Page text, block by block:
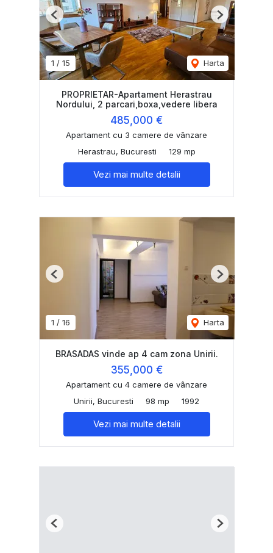
1 / 15 Harta
Previous Next
PROPRIETAR-Apartament Herastrau
Nordului, 2 parcari,boxa,vedere libera
485,000 €
Apartament cu 3 camere de vânzare
Herastrau, Bucuresti
129 mp
Vezi mai multe detalii
1 / 16 Harta
Previous Next
BRASADAS vinde ap 4 cam zona Unirii.
355,000 €
Apartament cu 4 camere de vânzare
Unirii, Bucuresti
98 mp 1992
Vezi mai multe detalii
Previous Next